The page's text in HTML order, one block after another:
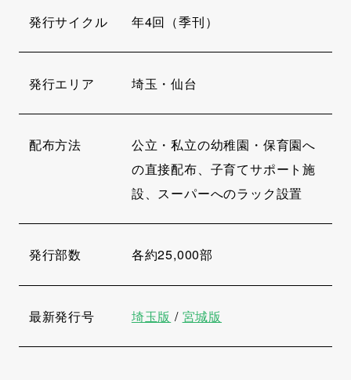
発行サイクル 年4回（季刊）
発行エリア 埼玉・仙台
配布方法
公立・私立の幼稚園・保育園へ
の直接配布、子育てサポート施
設、スーパーへのラック設置
発行部数 各約25,000部
最新発行号 埼玉版 / 宮城版